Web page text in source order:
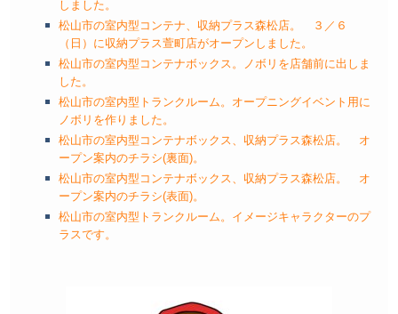
しました。
松山市の室内型コンテナ、収納プラス森松店。 ３／６
（日）に収納プラス萱町店がオープンしました。
松山市の室内型コンテナボックス。ノボリを店舗前に出しま
した。
松山市の室内型トランクルーム。オープニングイベント用に
ノボリを作りました。
松山市の室内型コンテナボックス、収納プラス森松店。 オ
ープン案内のチラシ(裏面)。
松山市の室内型コンテナボックス、収納プラス森松店。 オ
ープン案内のチラシ(表面)。
松山市の室内型トランクルーム。イメージキャラクターのプ
ラスです。